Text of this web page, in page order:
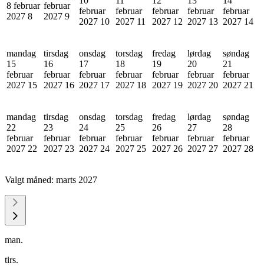
8 februar
2027 8
februar
2027 9
februar
2027 10
februar
2027 11
februar
2027 12
februar
2027 13
februar
2027 14
mandag
15
februar
2027 15
tirsdag
16
februar
2027 16
onsdag
17
februar
2027 17
torsdag
18
februar
2027 18
fredag
19
februar
2027 19
lørdag
20
februar
2027 20
søndag
21
februar
2027 21
mandag
22
februar
2027 22
tirsdag
23
februar
2027 23
onsdag
24
februar
2027 24
torsdag
25
februar
2027 25
fredag
26
februar
2027 26
lørdag
27
februar
2027 27
søndag
28
februar
2027 28
Valgt måned: marts 2027
man.
tirs.